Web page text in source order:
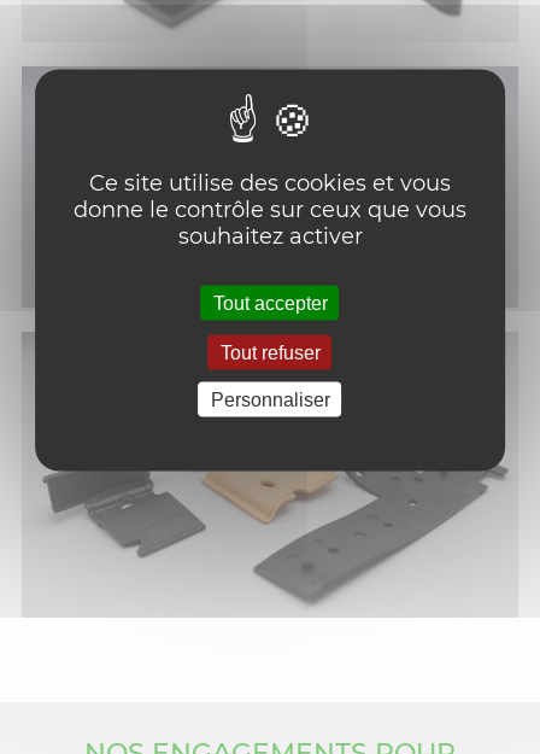
Ce site utilise des cookies et vous
donne le contrôle sur ceux que vous
souhaitez activer
Tout accepter
Tout refuser
Personnaliser